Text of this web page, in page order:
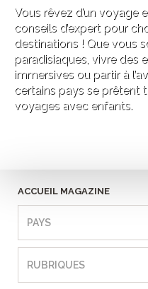
Vous rêvez d’un voyage
conseils d’expert pour
destinations ! Que vous
paradisiaques, vivre des
immersives ou partir à
certains pays se prêtent
voyages avec enfants.
ACCUEIL MAGAZINE